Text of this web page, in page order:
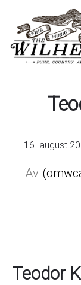
hovedinnhold
16. august
Teodor